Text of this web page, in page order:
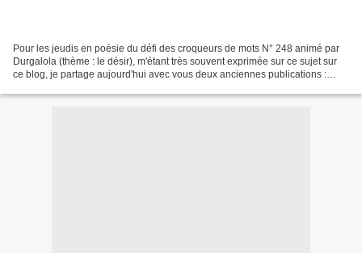
Pour les jeudis en poésie du défi des croqueurs de mots N° 248 animé par
Durgalola (thème : le désir), m'étant très souvent exprimée sur ce sujet sur
ce blog, je partage aujourd'hui avec vous deux anciennes publications :